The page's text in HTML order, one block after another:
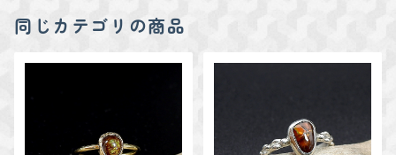
同じカテゴリの商品